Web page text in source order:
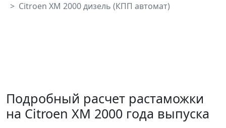
Citroen XM 2000 дизель (КПП автомат)
Подробный расчет растаможки
на Citroen XM 2000 года выпуска